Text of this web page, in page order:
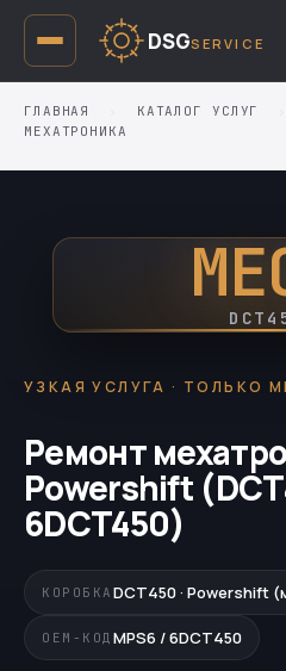
DSGSERVICE
ГЛАВНАЯ КАТАЛОГ УСЛУГ
МЕХАТРОНИКА
УЗКАЯ УСЛУГА · ТОЛЬКО
Ремонт
Powershift
6DCT450)
КОРОБКА DCT450 · Powershift
OEM-КОД MPS6 / 6DCT450